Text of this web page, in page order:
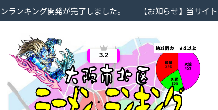
キング開発が完了しました。 【お知らせ】当サイト
3.2